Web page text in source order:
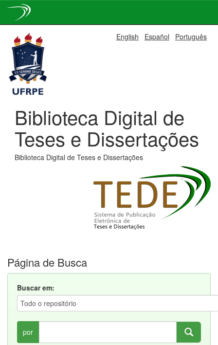
navigation
English Español Português
Biblioteca Digital de
Teses e Dissertações
Biblioteca Digital de Teses e Dissertações
Página de Busca
Buscar em:
por